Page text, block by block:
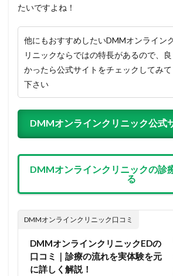
たいですよね！
他にもおすすめしたいDMMオンライン
リニックならではの特長があるので、良
かったら公式サイトをチェックしてみて
下さい
DMMオンラインクリニック公式
DMMオンラインクリニックの診
る
DMMオンラインクリニック口コミ
DMMオンラインクリニックEDの
口コミ｜診療の流れを実体験を元
に詳しく解説！